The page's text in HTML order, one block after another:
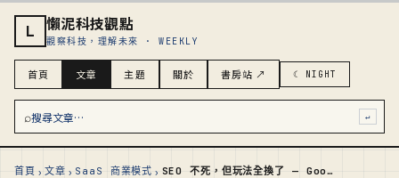
L 懶泥科技觀點
觀察科技，理解未來 · WEEKLY
⌕搜尋文章… ↵
首頁 文章 主題 關於 書房站 ↗ ☾ NIGHT
首頁 › 文章 › SaaS 商業模式 › SEO 不死，但玩法全換了 — Google AI 搜尋對台灣內容業和電商的真實衝擊